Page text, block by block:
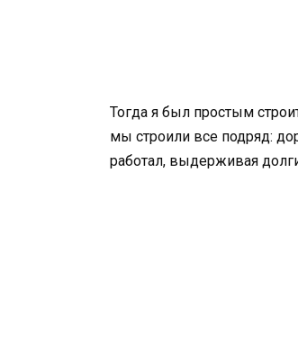
Тогда я был простым
мы строили все подряд:
работал, выдерживая